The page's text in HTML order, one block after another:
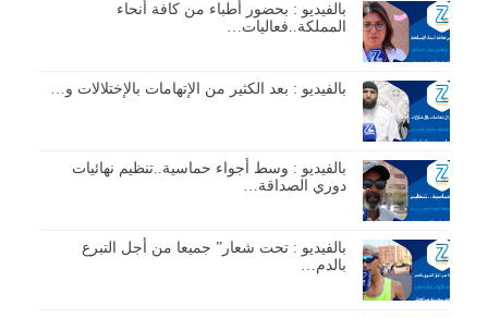
بالفيديو : بحضور أطباء من كافة أنحاء
المملكة..فعاليات…
بالفيديو : بعد الكثير من الإتهامات بالإختلالات و…
بالفيديو : وسط أجواء حماسية..تنظيم نهائيات
دوري الصداقة…
بالفيديو : تحت شعار” جميعا من أجل التبرع
بالدم…